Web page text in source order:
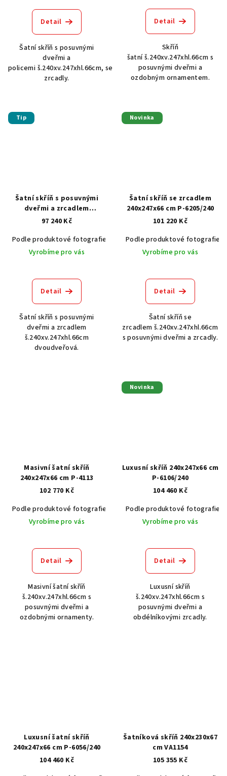
Detail
Šatní skříň s posuvnými
dveřmi a
policemi š.240xv.247xhl.66cm, se
zrcadly.
Detail
Skříň
šatní š.240xv.247xhl.66cm s
posuvnými dveřmi a
ozdobným ornamentem.
Tip
Šatní skříň s posuvnými
dveřmi a zrcadlem
240x247x66 cm P-4066
97 240 Kč
Podle produktové fotografie
Akát vintage BT1551
Dub světlý
Vyrobíme pro vás
Detail
Šatní skříň s posuvnými
dveřmi a zrcadlem
š.240xv.247xhl.66cm
dvoudveřová.
Novinka
Šatní skříň se zrcadlem
240x247x66 cm P-6205/240
101 220 Kč
Podle produktové fotografie
Vyrobíme pro vás
Detail
Šatní skříň se
zrcadlem š.240xv.247xhl.66cm
s posuvnými dveřmi a zrcadly.
Masivní šatní skříň
240x247x66 cm P-4113
102 770 Kč
Podle produktové fotografie
Akát vintage BT1551
Dub světlý
Vyrobíme pro vás
Detail
Masivní šatní skříň
š.240xv.247xhl.66cm s
posuvnými dveřmi a
ozdobnými ornamenty.
Novinka
Luxusní skříň 240x247x66 cm
P-6106/240
104 460 Kč
Podle produktové fotografie
Vyrobíme pro vás
Detail
Luxusní skříň
š.240xv.247xhl.66cm s
posuvnými dveřmi a
obdélníkovými zrcadly.
Luxusní šatní skříň
240x247x66 cm P-6056/240
104 460 Kč
Šatníková skříň 240x230x67
cm VA1154
105 355 Kč